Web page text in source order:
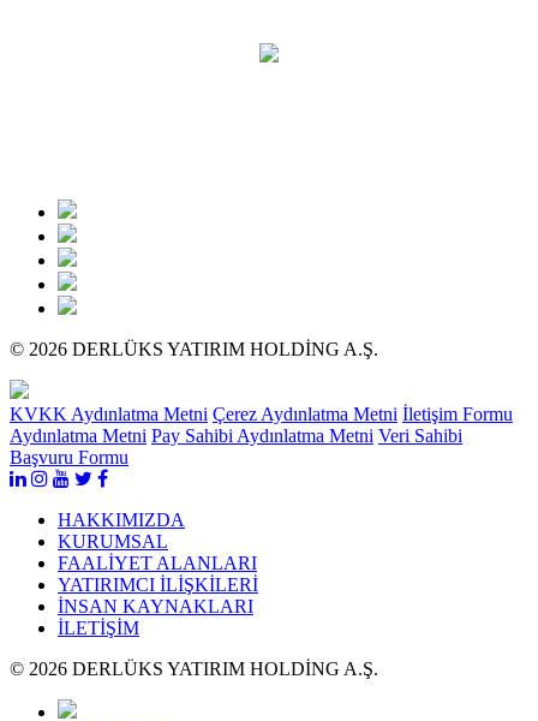
© 2026 DERLÜKS YATIRIM HOLDİNG A.Ş.
KVKK Aydınlatma Metni Çerez Aydınlatma Metni İletişim Formu
Aydınlatma Metni Pay Sahibi Aydınlatma Metni Veri Sahibi
Başvuru Formu
HAKKIMIZDA
KURUMSAL
FAALİYET ALANLARI
YATIRIMCI İLİŞKİLERİ
İNSAN KAYNAKLARI
İLETİŞİM
© 2026 DERLÜKS YATIRIM HOLDİNG A.Ş.